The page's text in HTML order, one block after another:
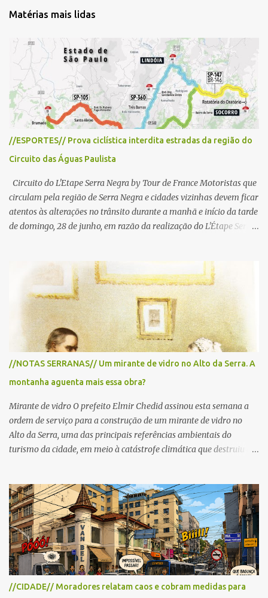
n
i
o
Matérias mais lidas
//ESPORTES// Prova ciclística interdita estradas da região do
Circuito das Águas Paulista
Circuito do L'Etape Serra Negra by Tour de France Motoristas que
circulam pela região de Serra Negra e cidades vizinhas devem ficar
atentos às alterações no trânsito durante a manhã e início da tarde
de domingo, 28 de junho, em razão da realização do L'Étape Serra
reunirá atletas de diferentes regiões do país e terá percursos
passando pelos municípios de Serra Negra, Amparo, Monte Alegre
do Sul, Lindoia e Socorro. Para garantir a segurança dos
participantes e do público, diversos trechos de rodovias e estradas
da região serão interditados temporariamente ao longo da prova.
A largada será na Rua Coronel Pedro Penteado, em Serra Negra,
para cerca de 2.000 ciclistas, às 6h30. De acordo com o
cronograma da organização e de todas as prefeituras envolvidas,
as interdições ocorrerão de forma programada e os trechos serão
//NOTAS SERRANAS// Um mirante de vidro no Alto da Serra. A
montanha aguenta mais essa obra?
Mirante de vidro O prefeito Elmir Chedid assinou esta semana a
ordem de serviço para a construção de um mirante de vidro no
Alto da Serra, uma das principais referências ambientais do
turismo da cidade, em meio à catástrofe climática que destruiu o
ambiental nas políticas públicas. Preservação permanente O Alto
da Serra está localizado em uma das Áreas de Preservação
Permanente no município, chamadas de APP no Código Florestal
Brasileiro, Lei nº 12.651/12. As APPS são protegidas com a função
ambiental de preservar os recursos hídricos, a paisagem, a
proteção do solo e a biodiversidade para assegurar a qualidade de
vida da população. No local já estão instaladas torres de
transmissão de televisão e telefonia celular, contêineres de uso
//CIDADE// Moradores relatam caos e cobram medidas para